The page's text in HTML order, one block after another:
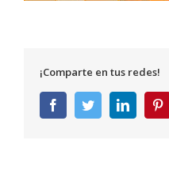
¡Comparte en tus redes!
FacebookTwitterLinkedIn